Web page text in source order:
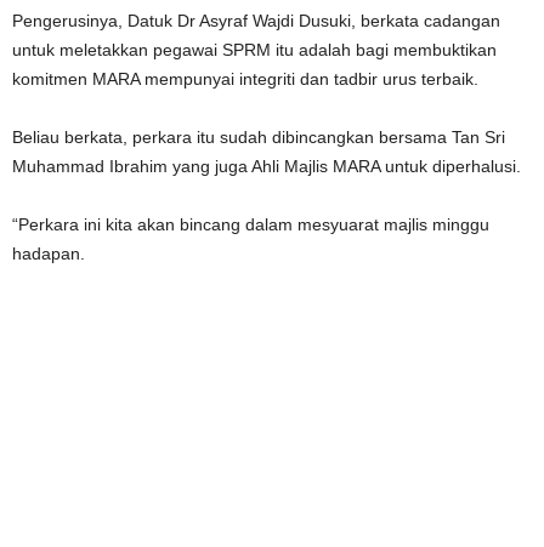
Pengerusinya, Datuk Dr Asyraf Wajdi Dusuki, berkata cadangan
untuk meletakkan pegawai SPRM itu adalah bagi membuktikan
komitmen MARA mempunyai integriti dan tadbir urus terbaik.
Beliau berkata, perkara itu sudah dibincangkan bersama Tan Sri
Muhammad Ibrahim yang juga Ahli Majlis MARA untuk diperhalusi.
“Perkara ini kita akan bincang dalam mesyuarat majlis minggu
hadapan.